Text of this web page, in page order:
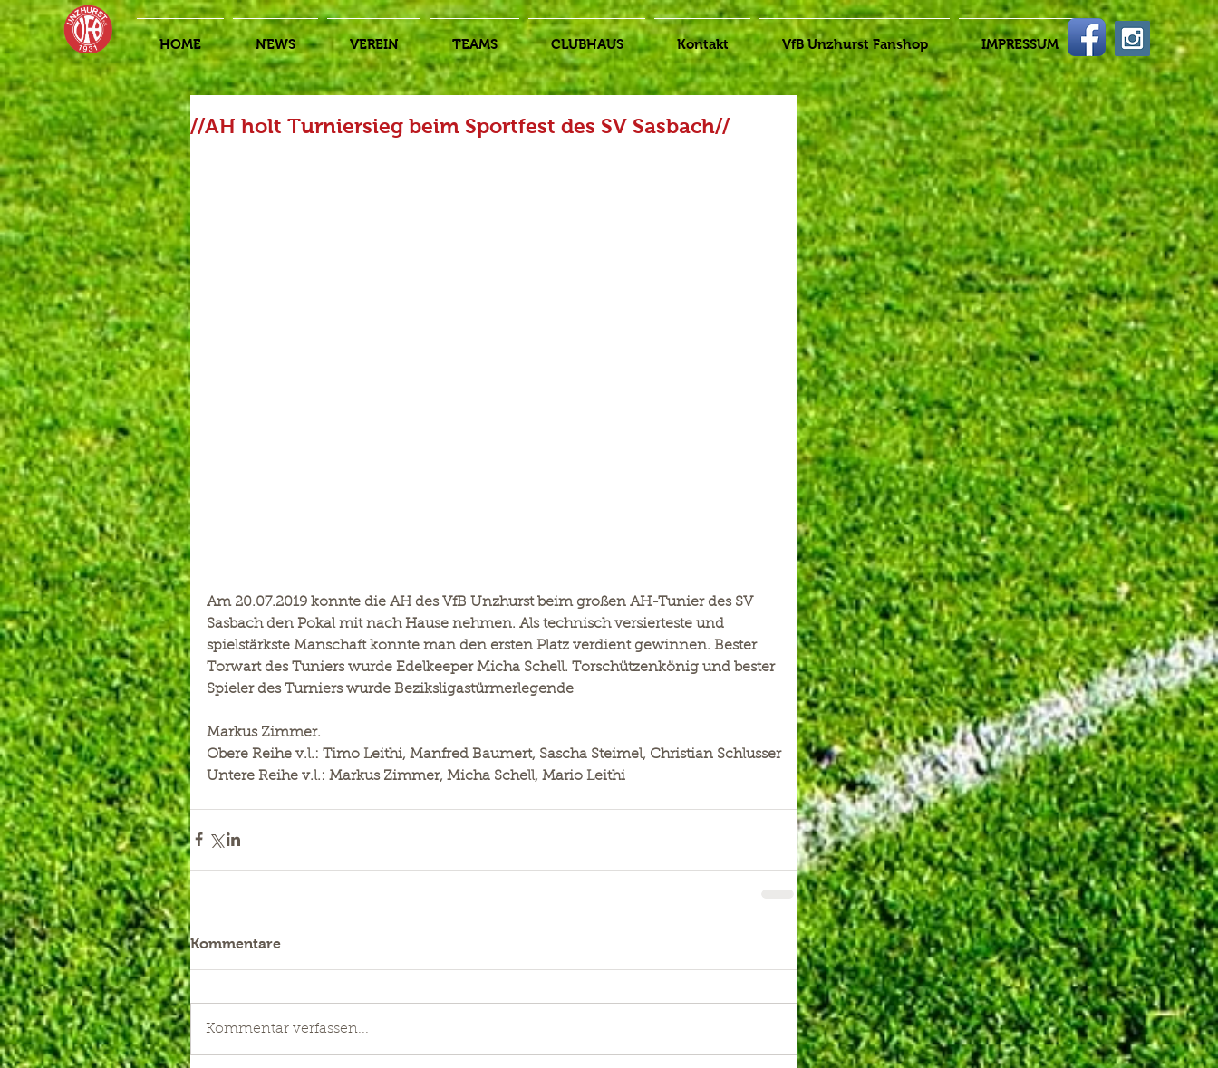
HOME NEWS VEREIN TEAMS CLUBHAUS Kontakt VfB Unzhurst Fanshop IMPRESSUM
//AH holt Turniersieg beim Sportfest des SV Sasbach//
Am 20.07.2019 konnte die AH des VfB Unzhurst beim großen AH-Tunier des SV
Sasbach den Pokal mit nach Hause nehmen. Als technisch versierteste und
spielstärkste Manschaft konnte man den ersten Platz verdient gewinnen. Bester
Torwart des Tuniers wurde Edelkeeper Micha Schell. Torschützenkönig und bester
Spieler des Turniers wurde Beziksligastürmerlegende
Markus Zimmer.
Obere Reihe v.l.: Timo Leithi, Manfred Baumert, Sascha Steimel, Christian Schlusser
Untere Reihe v.l.: Markus Zimmer, Micha Schell, Mario Leithi
Kommentare
Kommentar verfassen...